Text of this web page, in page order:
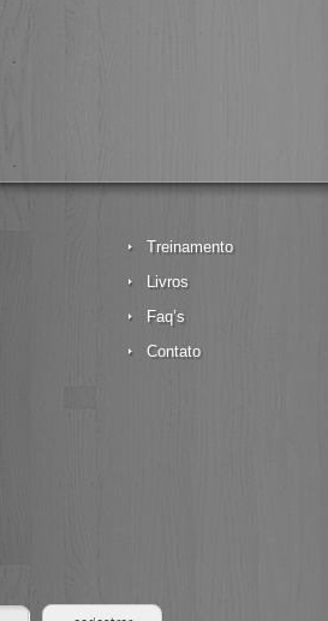
Treinamento
Livros
Faq’s
Contato